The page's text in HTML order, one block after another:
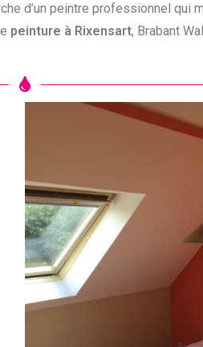
d’un peintre professionnel qui
peinture à Rixensart, Brabant